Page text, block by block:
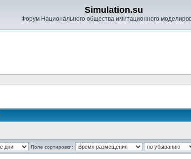
Simulation.su
Форум Национального общества имитационного
Поле сортировки: